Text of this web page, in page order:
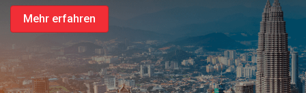
Mehr erfahren